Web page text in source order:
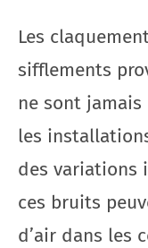
Les
sifflements
ne sont jamais
les
des variations
ces bruits
d’air dans les